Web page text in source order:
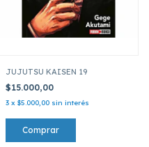
JUJUTSU KAISEN 19
$15.000,00
3 x $5.000,00 sin interés